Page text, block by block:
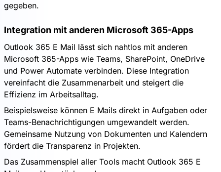
gegeben.
Integration mit anderen Microsoft 365-Apps
Outlook 365 E Mail lässt sich nahtlos mit anderen
Microsoft 365-Apps wie Teams, SharePoint, OneDrive
und Power Automate verbinden. Diese Integration
vereinfacht die Zusammenarbeit und steigert die
Effizienz im Arbeitsalltag.
Beispielsweise können E Mails direkt in Aufgaben oder
Teams-Benachrichtigungen umgewandelt werden.
Gemeinsame Nutzung von Dokumenten und Kalendern
fördert die Transparenz in Projekten.
Das Zusammenspiel aller Tools macht Outlook 365 E